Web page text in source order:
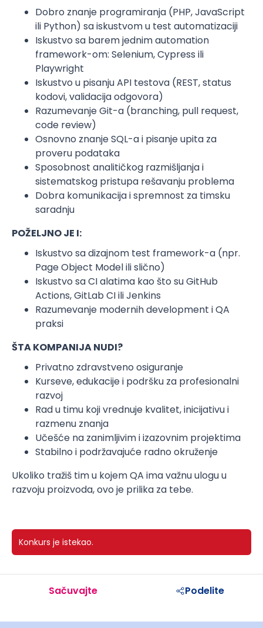
Dobro znanje programiranja (PHP, JavaScript
ili Python) sa iskustvom u test automatizaciji
Iskustvo sa barem jednim automation
framework-om: Selenium, Cypress ili
Playwright
Iskustvo u pisanju API testova (REST, status
kodovi, validacija odgovora)
Razumevanje Git-a (branching, pull request,
code review)
Osnovno znanje SQL-a i pisanje upita za
proveru podataka
Sposobnost analitičkog razmišljanja i
sistematskog pristupa rešavanju problema
Dobra komunikacija i spremnost za timsku
saradnju
POŽELJNO JE I:
Iskustvo sa dizajnom test framework-a (npr.
Page Object Model ili slično)
Iskustvo sa CI alatima kao što su GitHub
Actions, GitLab CI ili Jenkins
Razumevanje modernih development i QA
praksi
ŠTA KOMPANIJA NUDI?
Privatno zdravstveno osiguranje
Kurseve, edukacije i podršku za profesionalni
razvoj
Rad u timu koji vrednuje kvalitet, inicijativu i
razmenu znanja
Učešće na zanimljivim i izazovnim projektima
Stabilno i podržavajuće radno okruženje
Ukoliko tražiš tim u kojem QA ima važnu ulogu u
razvoju proizvoda, ovo je prilika za tebe.
Konkurs je istekao.
Sačuvajte Podelite